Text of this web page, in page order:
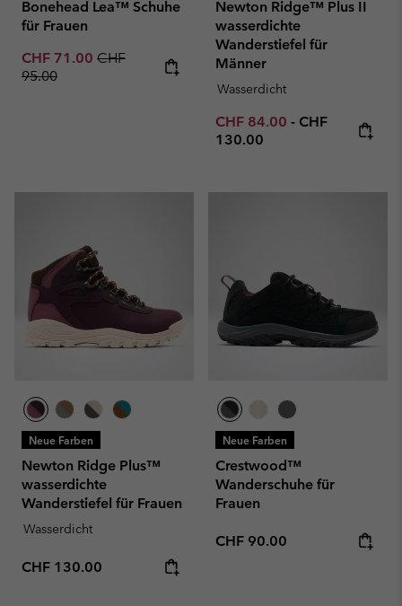
Bonehead Lea™ Schuhe
für Frauen
Sale price:
CHF 71.00 Regular price:
CHF
95.00
Newton Ridge™ Plus II
wasserdichte
Wanderstiefel für
Männer
Wasserdicht
Minimum sale price:
CHF 84.00 - Maximum
CHF
130.00
Neue Farben
Newton Ridge Plus™
wasserdichte
Wanderstiefel für Frauen
Wasserdicht
Regular price:
CHF 130.00
Neue Farben
Crestwood™
Wanderschuhe für
Frauen
Regular price:
CHF 90.00